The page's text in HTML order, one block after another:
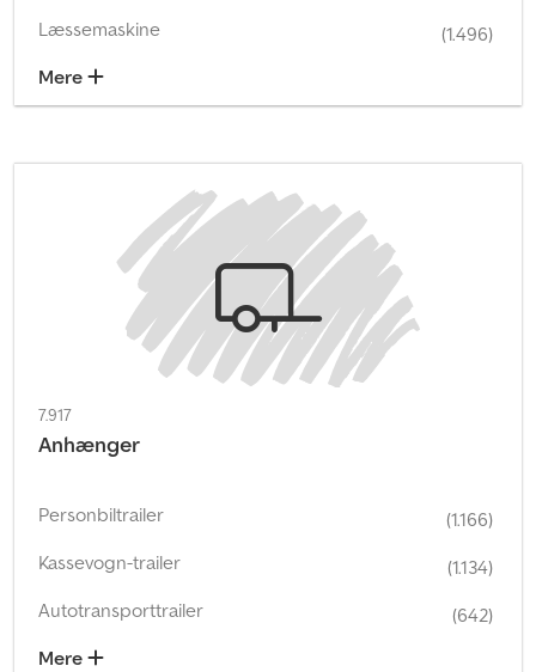
Læssemaskine
(1.496)
Mere
7.917
Anhænger
Personbiltrailer
(1.166)
Kassevogn-trailer
(1.134)
Autotransporttrailer
(642)
Mere